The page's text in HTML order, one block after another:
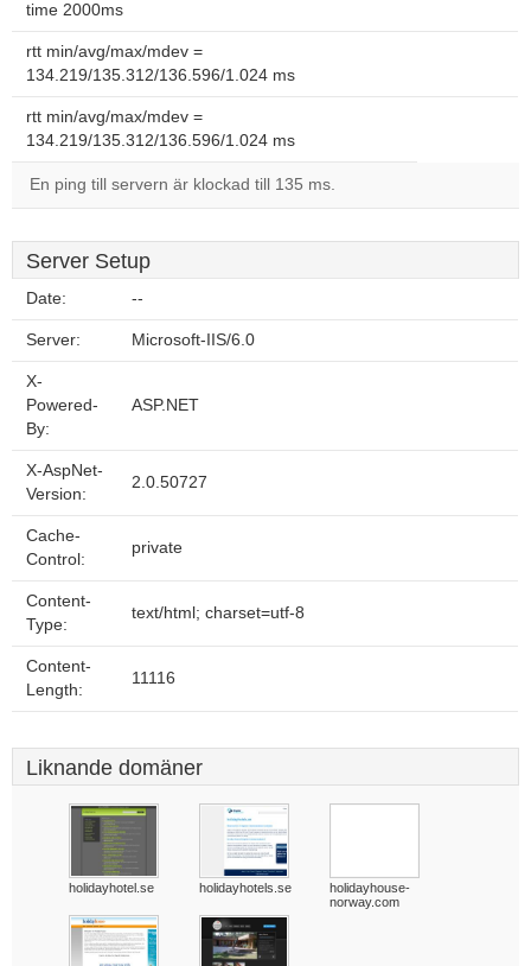
time 2000ms
rtt min/avg/max/mdev =
134.219/135.312/136.596/1.024 ms
rtt min/avg/max/mdev =
134.219/135.312/136.596/1.024 ms
En ping till servern är klockad till 135 ms.
Server Setup
Date: --
Server: Microsoft-IIS/6.0
X-
Powered-
By:
ASP.NET
X-AspNet-
Version:
2.0.50727
Cache-
Control:
private
Content-
Type:
text/html; charset=utf-8
Content-
Length:
11116
Liknande domäner
holidayhotel.se holidayhotels.se
holidayhouse-
norway.com